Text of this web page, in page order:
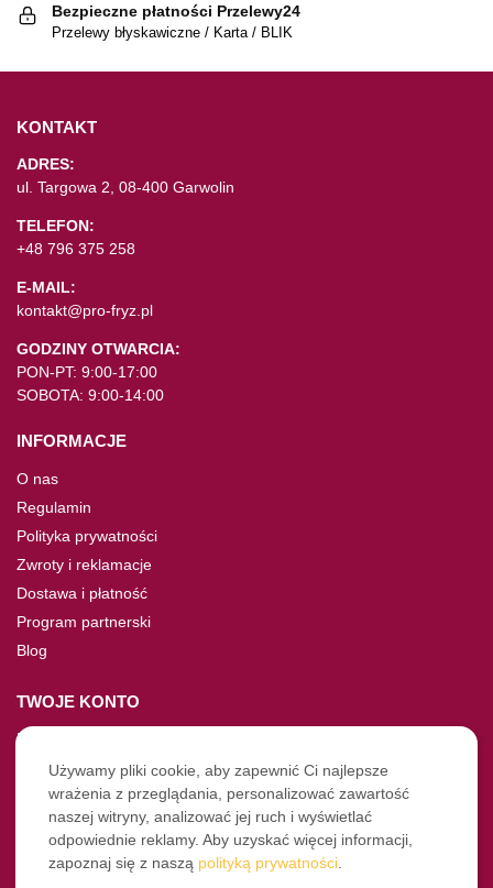
Bezpieczne płatności Przelewy24
Przelewy błyskawiczne / Karta / BLIK
KONTAKT
ADRES:
ul. Targowa 2, 08-400 Garwolin
TELEFON:
+48 796 375 258
E-MAIL:
kontakt@pro-fryz.pl
GODZINY OTWARCIA:
PON-PT: 9:00-17:00
SOBOTA: 9:00-14:00
INFORMACJE
O nas
Regulamin
Polityka prywatności
Zwroty i reklamacje
Dostawa i płatność
Program partnerski
Blog
TWOJE KONTO
Moje konto
Nie pamiętasz hasła?
Twoje zamówienia
NASZE SOCIALE
Używamy pliki cookie, aby zapewnić Ci najlepsze
wrażenia z przeglądania, personalizować zawartość
naszej witryny, analizować jej ruch i wyświetlać
odpowiednie reklamy. Aby uzyskać więcej informacji,
zapoznaj się z naszą polityką prywatności